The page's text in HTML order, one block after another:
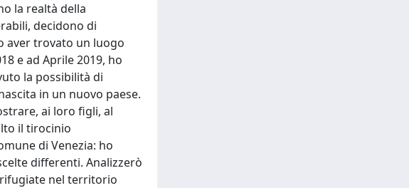
la realtà della
decidono di
aver trovato un luogo
e ad Aprile 2019, ho
la possibilità di
in un nuovo paese.
ai loro figli, al
il tirocinio
di Venezia: ho
differenti. Analizzerò
nel territorio